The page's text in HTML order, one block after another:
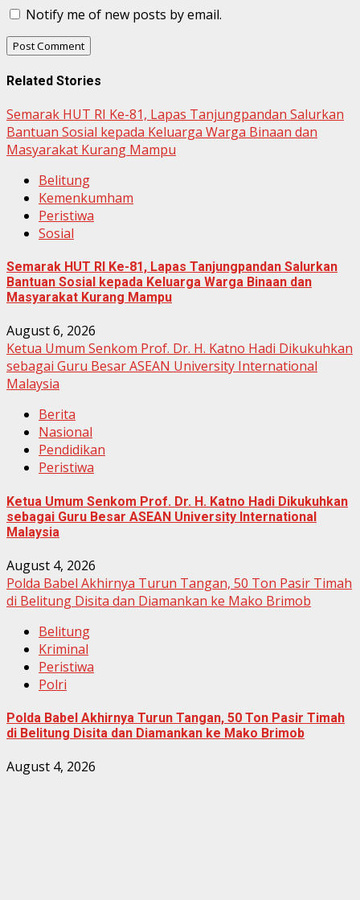
Notify me of new posts by email.
Related Stories
Semarak HUT RI Ke-81, Lapas Tanjungpandan Salurkan
Bantuan Sosial kepada Keluarga Warga Binaan dan
Masyarakat Kurang Mampu
Belitung
Kemenkumham
Peristiwa
Sosial
Semarak HUT RI Ke-81, Lapas Tanjungpandan Salurkan
Bantuan Sosial kepada Keluarga Warga Binaan dan
Masyarakat Kurang Mampu
August 6, 2026
Ketua Umum Senkom Prof. Dr. H. Katno Hadi Dikukuhkan
sebagai Guru Besar ASEAN University International
Malaysia
Berita
Nasional
Pendidikan
Peristiwa
Ketua Umum Senkom Prof. Dr. H. Katno Hadi Dikukuhkan
sebagai Guru Besar ASEAN University International
Malaysia
August 4, 2026
Polda Babel Akhirnya Turun Tangan, 50 Ton Pasir Timah
di Belitung Disita dan Diamankan ke Mako Brimob
Belitung
Kriminal
Peristiwa
Polri
Polda Babel Akhirnya Turun Tangan, 50 Ton Pasir Timah
di Belitung Disita dan Diamankan ke Mako Brimob
August 4, 2026